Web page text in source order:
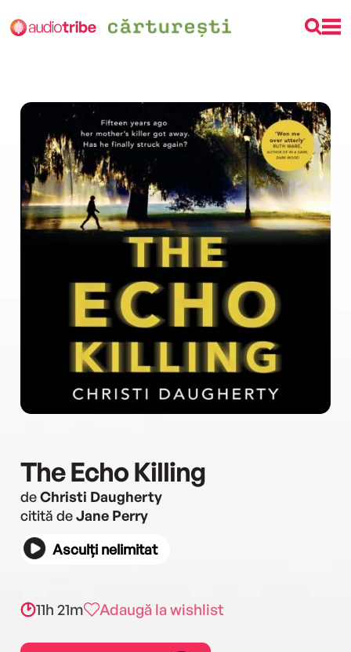
The Echo Killing
deChristi Daugherty
citită deJane Perry
Asculți nelimitat
11h 21m Adaugă la wishlist